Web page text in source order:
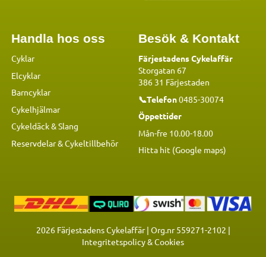
Handla hos oss
Cyklar
Elcyklar
Barncyklar
Cykelhjälmar
Cykeldäck & Slang
Reservdelar&Cykeltillbehör
Besök & Kontakt
Färjestadens Cykelaffär
Storgatan 67
386 31 Färjestaden
📞Telefon0485-30074
Öppettider
Mån-fre 10.00-18.00
Hitta hit (Google maps)
2026Färjestadens Cykelaffär | Org.nr 559271-2102 |
Integritetspolicy & Cookies